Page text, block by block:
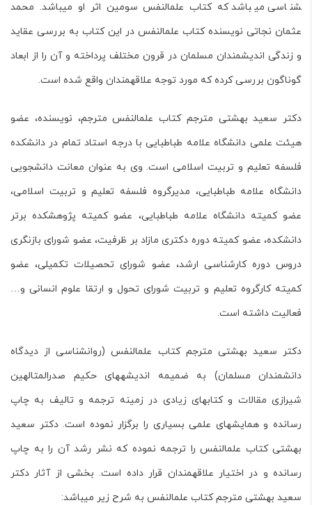
شناسی می­باشد کهکتاب علم­النفسسومین اثر او می­باشد. محمد
عثمان نجاتی نویسنده کتاب علم­النفس در این کتاب به بررسی عقاید
و زندگی اندیش­مندان مسلمان در قرون مختلف پرداخته و آن را از ابعاد
گوناگون بررسی کرده که مورد توجه علاقه­مندان واقع شده است.
دکتر سعید بهشتی مترجم کتاب علم­النفسمترجم، نویسنده، عضو
هیئت علمی دانشگاه علامه طباطبایی با درجه استاد تمام در دانشکده
فلسفه تعلیم و تربیت اسلامی است. وی به عنوان معانت دانشجویی
دانشگاه علامه طباطبایی، مدیرگروه فلسفه تعلیم و تربیت اسلامی،
عضو کمیته دانشگاه علامه طباطبایی، عضو کمیته پژوهشکده برتر
دانشکده، عضو کمیته دوره دکتری مازاد بر ظرفیت، عضو شورای بازنگری
دروس دوره کارشناسی ارشد، عضو شورای تحصیلات تکمیلی، عضو
کمیته کارگروه تعلیم و تربیت شورای تحول و ارتقا علوم انسانی و…
فعالیت داشته است.
دکتر سعید بهشتی مترجم کتاب علم­النفس (روان­شناسی از دیدگاه
دانش­مندان مسلمان) به ضمیمه اندیشه­های حکیم صدرالمتالهین
شیرازی مقالات و کتاب­های زیادی در زمینه ترجمه و تالیف به چاپ
رسانده و همایش­های علمی بسیاری را برگزار نموده است.دکتر سعید
بهشتی کتاب علم­النفس را ترجمه نموده که نشر رشد آن را به چاپ
رسانده و در اختیار علاقه­مندان قرار داده است. بخشی ازآثار دکتر
سعید بهشتی مترجم کتاب علم­النفس به شرح زیر می­باشد: